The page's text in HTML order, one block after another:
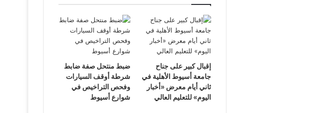
إقبال كبير على جناح
جامعة أسيوط الأهلية في
ثاني أيام معرض «أخبار
اليوم» للتعليم العالي
ضبط منتحل صفة ضابط
شرطة أوقف السيارات
وفحص التراخيص في
شوارع أسيوط